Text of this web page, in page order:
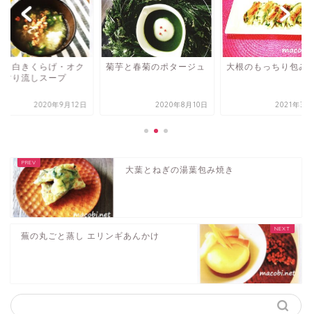
と白きくらげ・オク
すり流しスープ
2020年9月12日
菊芋と春菊のポタージュ
2020年8月10日
大根のもっちり包み
2021年3
大葉とねぎの湯葉包み焼き
蕪の丸ごと蒸し エリンギあんかけ